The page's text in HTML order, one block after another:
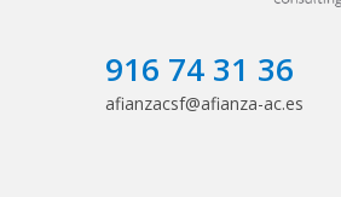
916 74 31 36
afianzacsf@afianza-ac.es